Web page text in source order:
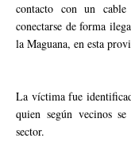
contacto con un
conectarse de forma
la Maguana, en esta
La víctima fue
quien según vecinos
sector.